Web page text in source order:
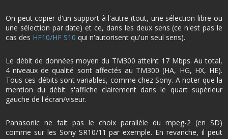
On peut copier d'un support à l'autre (tout, une sélection libre ou
une sélection par date) et ce, dans les deux sens (ce n'est pas le
cas des HF10/HF S10 qui n'autorisent qu'un seul sens).
Le débit de données moyen du TM300 atteint 17 Mbps. Au total,
4 niveaux de qualité sont affectés au TM300 (HA, HG, HX, HE).
Tous ces débits sont variables, comme chez Sony. A noter que la
mention du débit s'affiche clairement dans le quart supérieur
gauche de l'écran/viseur.
Panasonic ne fait pas le choix parallèle du mpeg-2 (en SD)
comme sur les Sony SR10/11 par exemple. En revanche, il peut